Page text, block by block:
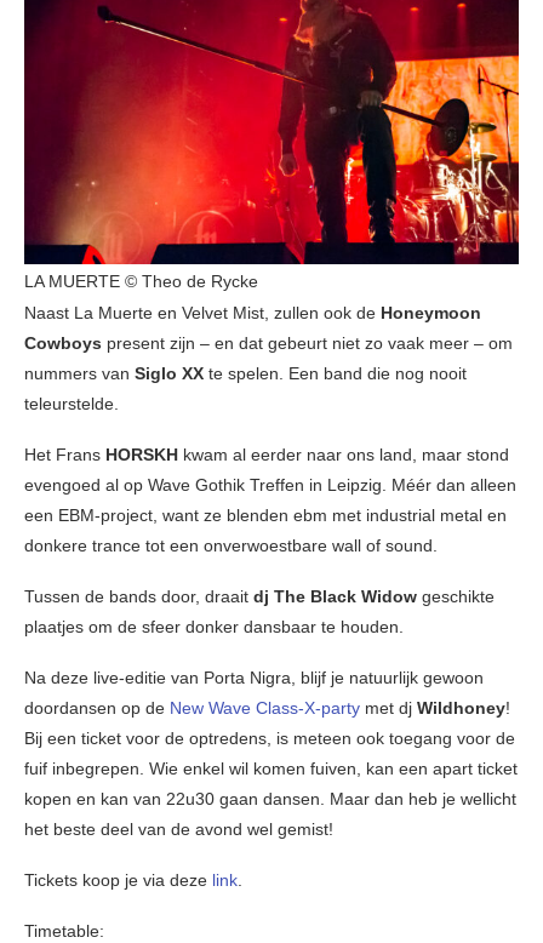
LA MUERTE © Theo de Rycke
Naast La Muerte en Velvet Mist, zullen ook de Honeymoon
Cowboys present zijn – en dat gebeurt niet zo vaak meer – om
nummers van Siglo XX te spelen. Een band die nog nooit
teleurstelde.
Het Frans HORSKH kwam al eerder naar ons land, maar stond
evengoed al op Wave Gothik Treffen in Leipzig. Méér dan alleen
een EBM-project, want ze blenden ebm met industrial metal en
donkere trance tot een onverwoestbare wall of sound.
Tussen de bands door, draait dj The Black Widow geschikte
plaatjes om de sfeer donker dansbaar te houden.
Na deze live-editie van Porta Nigra, blijf je natuurlijk gewoon
doordansen op de New Wave Class-X-party met dj Wildhoney!
Bij een ticket voor de optredens, is meteen ook toegang voor de
fuif inbegrepen. Wie enkel wil komen fuiven, kan een apart ticket
kopen en kan van 22u30 gaan dansen. Maar dan heb je wellicht
het beste deel van de avond wel gemist!
Tickets koop je via deze link.
Timetable: